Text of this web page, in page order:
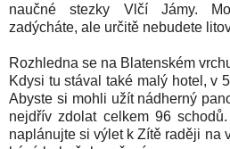
naučné stezky Vlčí Jámy.
zadýcháte, ale určitě nebudete
Rozhledna se na Blatenském
Kdysi tu stával také malý hotel, v
Abyste si mohli užít nádherný
nejdřív zdolat celkem 96
naplánujte si výlet k Zítě raději na